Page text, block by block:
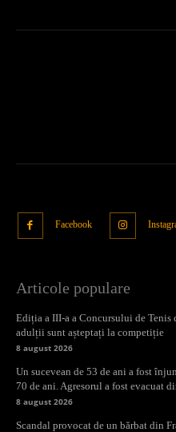
Facebook
Articole populare
Ediția a III-a a Concursului de
adulții sunt așteptați la competiție
8 august 2026
Un sucevean de 53 de ani a fost
70 de ani. Agresorul a fost evacuat
8 august 2026
Scandal provocat de un bărbat din